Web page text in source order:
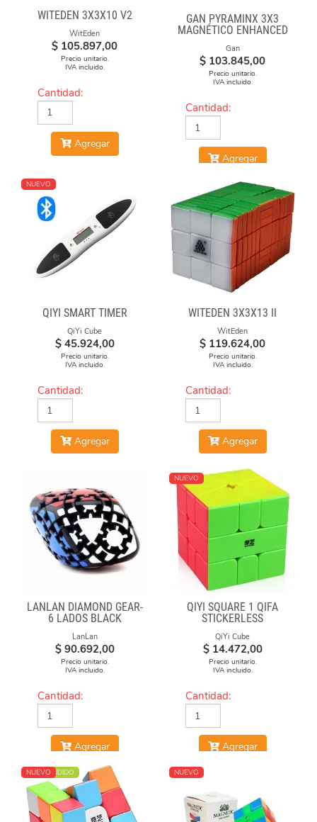
WITEDEN 3X3X10 V2
WitEden
$ 105.897,00
Precio unitario.
IVA incluido.
Cantidad:
Agregar
GAN PYRAMINX 3X3
MAGNÉTICO ENHANCED
Gan
$ 103.845,00
Precio unitario.
IVA incluido.
Cantidad:
Agregar
NUEVO
QIYI SMART TIMER
QiYi Cube
$ 45.924,00
Precio unitario.
IVA incluido.
Cantidad:
Agregar
WITEDEN 3X3X13 II
WitEden
$ 119.624,00
Precio unitario.
IVA incluido.
Cantidad:
Agregar
LANLAN DIAMOND GEAR-
6 LADOS BLACK
LanLan
$ 90.692,00
Precio unitario.
IVA incluido.
Cantidad:
Agregar
NUEVO
QIYI SQUARE 1 QIFA
STICKERLESS
QiYi Cube
$ 14.472,00
Precio unitario.
IVA incluido.
Cantidad:
Agregar
MÁS VENDIDO
NUEVO NUEVO